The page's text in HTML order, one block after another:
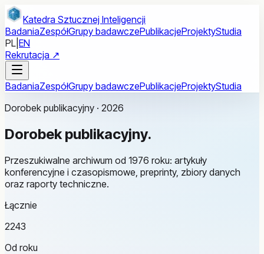
Przejdź do treści głównej
Katedra Sztucznej Inteligencji
BadaniaZespółGrupy badawczePublikacjeProjektyStudia
PL EN
Rekrutacja ↗
BadaniaZespółGrupy badawczePublikacjeProjektyStudia
Dorobek publikacyjny · 2026
Dorobek publikacyjny.
Przeszukiwalne archiwum od 1976 roku: artykuły
konferencyjne i czasopismowe, preprinty, zbiory danych
oraz raporty techniczne.
Łącznie
2243
Od roku